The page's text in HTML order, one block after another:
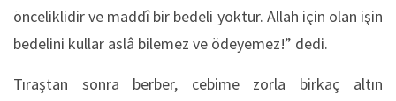
önceliklidir ve maddî bir bedeli yoktur. Allah için olan işin
bedelini kullar aslâ bilemez ve ödeyemez!” dedi.
Tıraştan sonra berber, cebime zorla birkaç altın